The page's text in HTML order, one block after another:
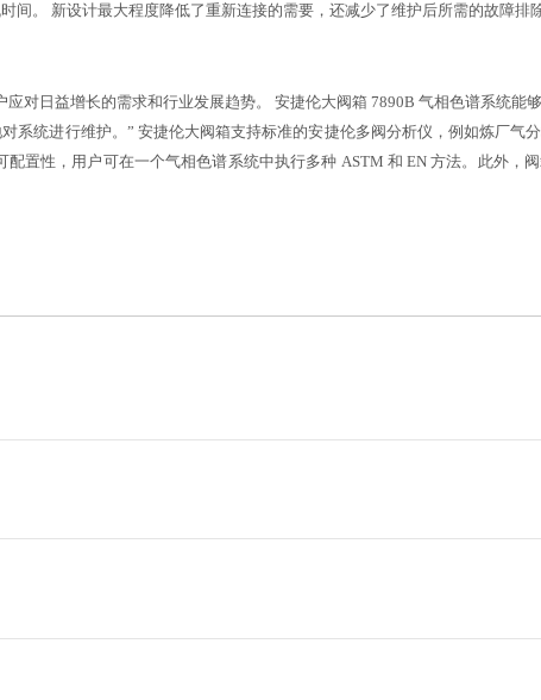
。 新设计最大程度降低了重新连接的需要，还减少了维护后所需的故障排除
应对日益增长的需求和行业发展趋势。 安捷伦大阀箱 7890B 气相色谱系统能
系统进行维护。” 安捷伦大阀箱支持标准的安捷伦多阀分析仪，例如炼厂气
置性，用户可在一个气相色谱系统中执行多种 ASTM 和 EN 方法。此外，